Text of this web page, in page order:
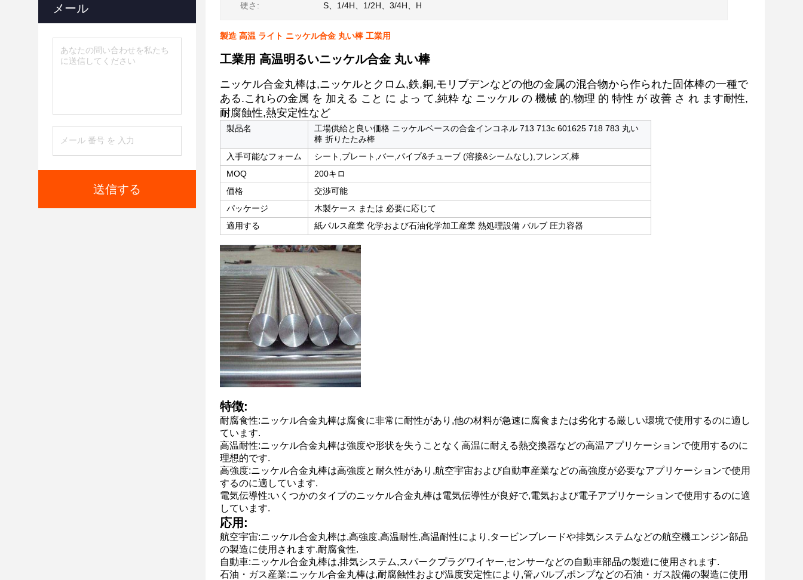
メール
送信する
硬さ: S、1/4H、1/2H、3/4H、H
製造 高温 ライト ニッケル合金 丸い棒 工業用
工業用 高温明るいニッケル合金 丸い棒
ニッケル合金丸棒は,ニッケルとクロム,鉄,銅,モリブデンなどの他の金属の混合物から作られた固体棒の一種で
ある.これらの金属 を 加える こと に よっ て,純粋 な ニッケル の 機械 的,物理 的 特性 が 改善 さ れ ます耐性,
耐腐蝕性,熱安定性など
製品名
工場供給と良い価格 ニッケルベースの合金インコネル 713 713c 601625 718 783 丸い
棒 折りたたみ棒
入手可能なフォーム
シート,プレート,バー,パイプ&チューブ (溶接&シームなし),フレンズ,棒
MOQ
200キロ
価格
交渉可能
パッケージ
木製ケース または 必要に応じて
適用する
紙パルス産業 化学および石油化学加工産業 熱処理設備 バルブ 圧力容器
特徴:
耐腐食性:ニッケル合金丸棒は腐食に非常に耐性があり,他の材料が急速に腐食または劣化する厳しい環境で使用するのに適し
ています.
高温耐性:ニッケル合金丸棒は強度や形状を失うことなく高温に耐える熱交換器などの高温アプリケーションで使用するのに
理想的です.
高強度:ニッケル合金丸棒は高強度と耐久性があり,航空宇宙および自動車産業などの高強度が必要なアプリケーションで使用
するのに適しています.
電気伝導性:いくつかのタイプのニッケル合金丸棒は電気伝導性が良好で,電気および電子アプリケーションで使用するのに適
しています.
応用:
航空宇宙:ニッケル合金丸棒は,高強度,高温耐性,高温耐性により,タービンブレードや排気システムなどの航空機エンジン部品
の製造に使用されます.耐腐食性.
自動車:ニッケル合金丸棒は,排気システム,スパークプラグワイヤー,センサーなどの自動車部品の製造に使用されます.
石油・ガス産業:ニッケル合金丸棒は,耐腐蝕性および温度安定性により,管,バルブ,ポンプなどの石油・ガス設備の製造に使用